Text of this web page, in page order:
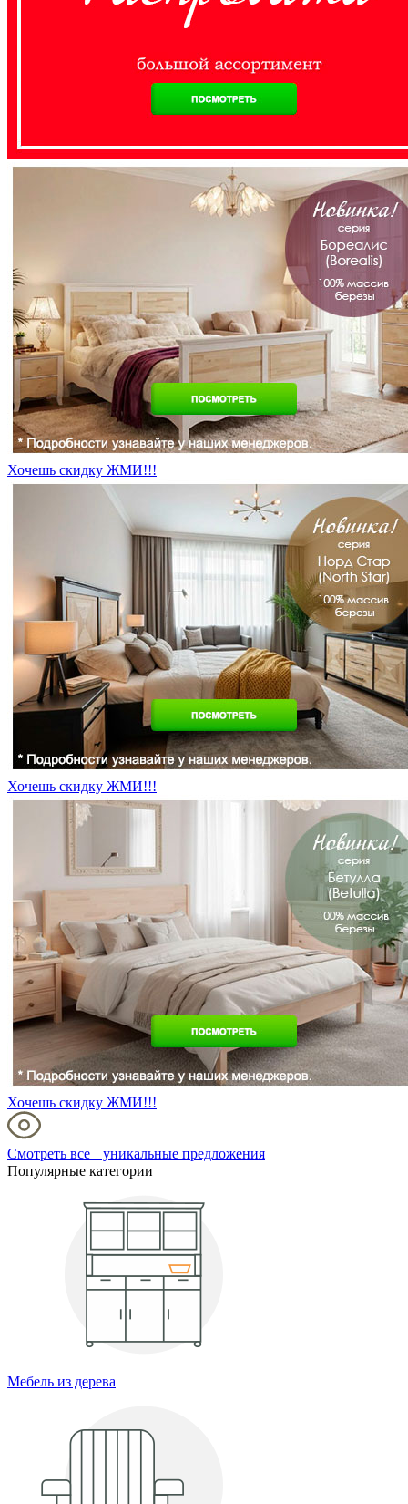
Хочешь скидку ЖМИ!!!
Хочешь скидку ЖМИ!!!
Хочешь скидку ЖМИ!!!
Смотреть все уникальные предложения
Популярные категории
Мебель из дерева